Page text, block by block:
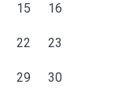
15 16
22 23
29 30